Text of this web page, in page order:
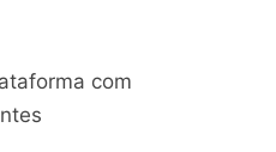
com